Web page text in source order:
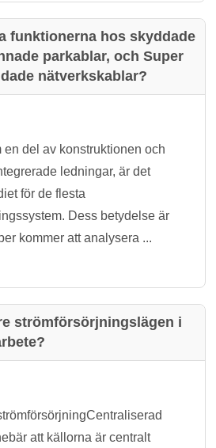
funktionerna hos skyddade
parkablar, och Super
nätverkskablar?
en del av konstruktionen och
ledningar, är det
för de flesta
Dess betydelse är
kommer att analysera ...
strömförsörjningslägen i
att källorna är centralt